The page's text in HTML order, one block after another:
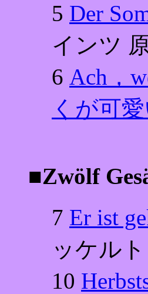
5 Der
インツ
6 Ach，
くが可
■Zwölf
7 Er ist
ッケルト
10